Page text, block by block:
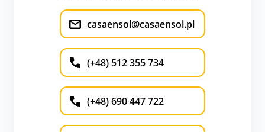
casaensol@casaensol.pl
(+48) 512 355 734
(+48) 690 447 722